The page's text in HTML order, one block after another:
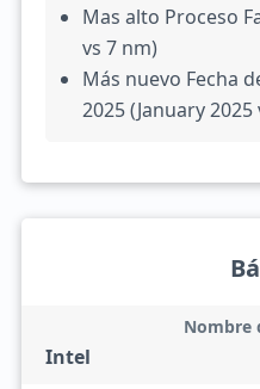
Mas alto Proceso
vs 7 nm)
Más nuevo Fecha
2025 (January
Intel
Nombre